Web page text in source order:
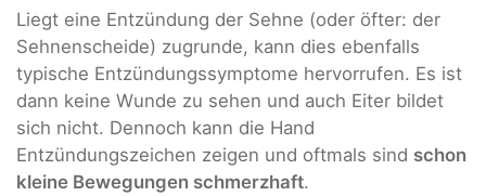
Liegt eine Entzündung der Sehne (oder öfter: der
Sehnenscheide) zugrunde, kann dies ebenfalls
typische Entzündungssymptome hervorrufen. Es ist
dann keine Wunde zu sehen und auch Eiter bildet
sich nicht. Dennoch kann die Hand
Entzündungszeichen zeigen und oftmals sind schon
kleine Bewegungen schmerzhaft.